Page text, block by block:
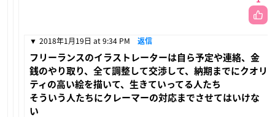
2018年1月19日 at 9:34 PM 返信
フリーランスのイラストレーターは自ら予定や連絡、金
銭のやり取り、全て調整して交渉して、納期までにクオリ
ティの高い絵を描いて、生きていってる人たち
そういう人たちにクレーマーの対応までさせてはいけな
い